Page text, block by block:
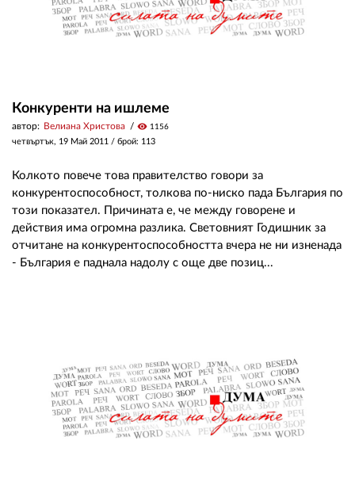
Конкуренти на ишлеме
автор: Велиана Христова visibility 1156
четвъртък, 19 Май 2011 / брой: 113
Колкото повече това правителство говори за
конкурентоспособност, толкова по-ниско пада България по
този показател. Причината е, че между говорене и
действия има огромна разлика. Световният Годишник за
отчитане на конкурентоспособността вчера не ни изненада
- България е паднала надолу с още две позиц...